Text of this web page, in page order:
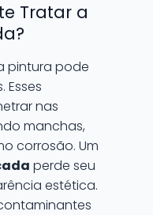
Tratar a
pintura pode
Esses
nas
manchas,
corrosão. Um
perde seu
estética.